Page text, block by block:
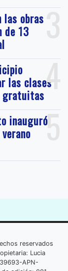
3
las obras
de 13
4
las clases
gratuitas
5
inauguró
reservados
Lucia
APN-